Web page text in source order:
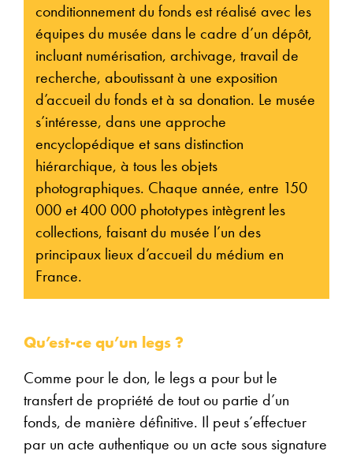
conditionnement du fonds est réalisé avec les
équipes du musée dans le cadre d’un dépôt,
incluant numérisation, archivage, travail de
recherche, aboutissant à une exposition
d’accueil du fonds et à sa donation. Le musée
s’intéresse, dans une approche
encyclopédique et sans distinction
hiérarchique, à tous les objets
photographiques. Chaque année, entre 150
000 et 400 000 phototypes intègrent les
collections, faisant du musée l’un des
principaux lieux d’accueil du médium en
France.
Qu’est-ce qu’un legs ?
Comme pour le don, le legs a pour but le
transfert de propriété de tout ou partie d’un
fonds, de manière définitive. Il peut s’effectuer
par un acte authentique ou un acte sous signature